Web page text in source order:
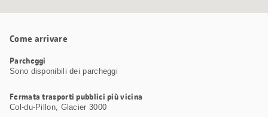
Come arrivare
Parcheggi
Sono disponibili dei parcheggi
Fermata trasporti pubblici più vicina
Col-du-Pillon, Glacier 3000